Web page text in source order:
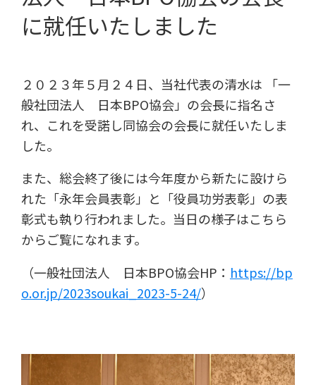
に就任いたしました
２０２３年５月２４日、当社代表の清水は 「一
般社団法人 日本BPO協会」の会長に指名さ
れ、これを受諾し同協会の会長に就任いたしま
した。
また、総会終了後には今年度から新たに設けら
れた「永年会員表彰」と「役員功労表彰」の表
彰式も執り行われました。当日の様子はこちら
からご覧になれます。
（一般社団法人 日本BPO協会HP： https://bp
o.or.jp/2023soukai_2023-5-24/）